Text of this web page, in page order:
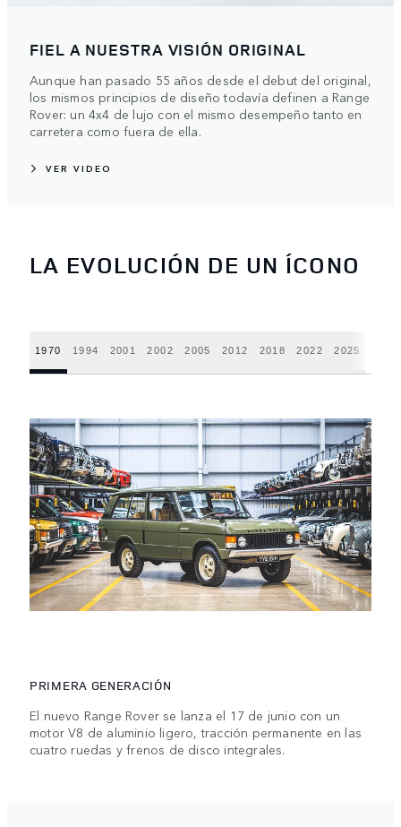
FIEL A NUESTRA VISIÓN ORIGINAL
Aunque han pasado 55 años desde el debut del original,
los mismos principios de diseño todavía definen a Range
Rover: un 4x4 de lujo con el mismo desempeño tanto en
carretera como fuera de ella.
VER VIDEO
LA EVOLUCIÓN DE UN ÍCONO
1970 1994 2001 2002 2005 2012 2018 2022 2025
PRIMERA GENERACIÓN
El nuevo Range Rover se lanza el 17 de junio con un
motor V8 de aluminio ligero, tracción permanente en las
cuatro ruedas y frenos de disco integrales.